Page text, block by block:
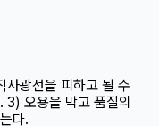
광선을 피하고 될 수
3) 오용을 막고 품질의
다.